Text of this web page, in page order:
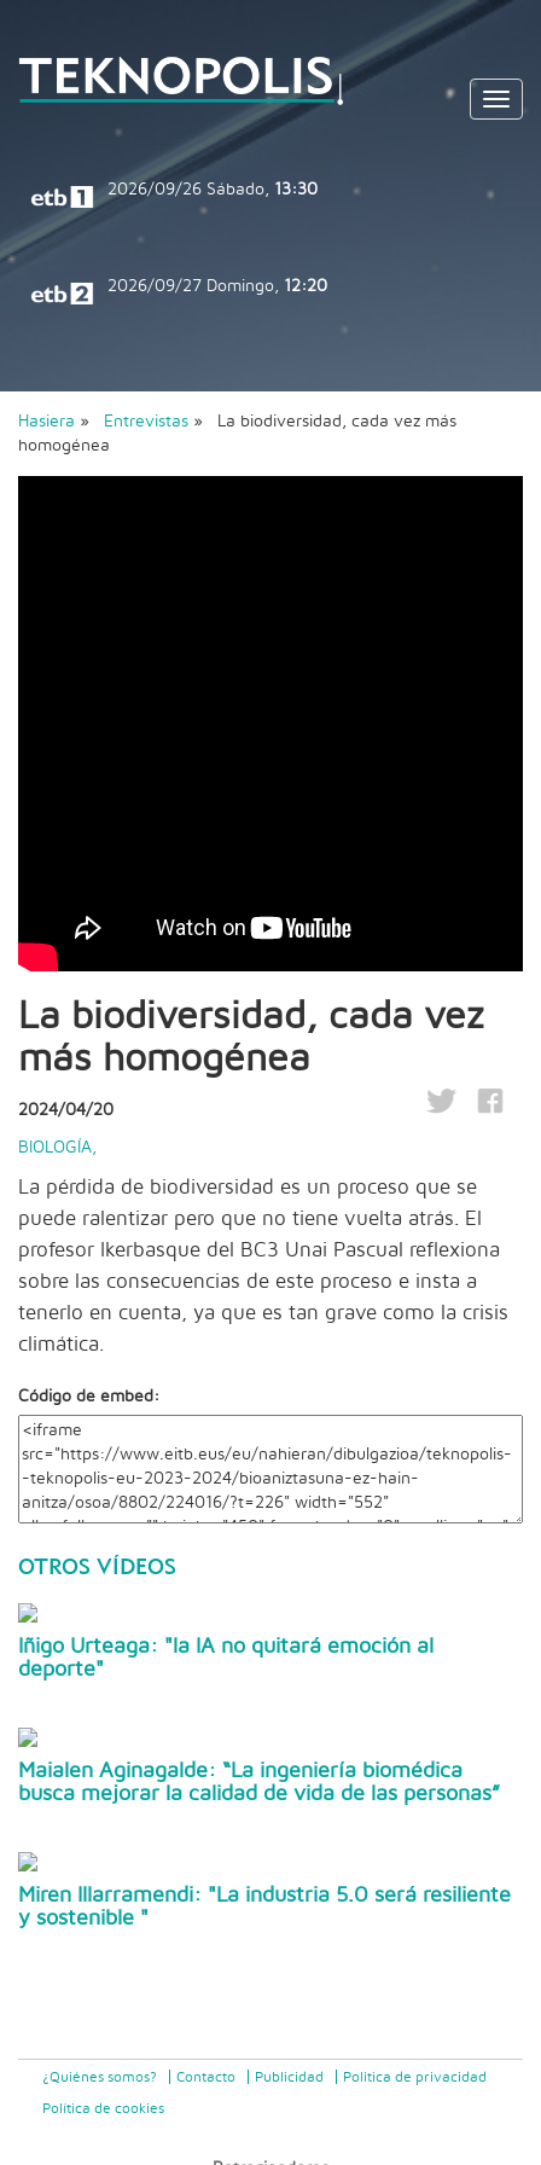
2026/09/26 Sábado, 13:30
2026/09/27 Domingo, 12:20
Hasiera » Entrevistas » La biodiversidad, cada vez más
homogénea
La biodiversidad, cada vez
más homogénea
2024/04/20
BIOLOGÍA
La pérdida de biodiversidad es un proceso que se
puede ralentizar pero que no tiene vuelta atrás. El
profesor Ikerbasque del BC3 Unai Pascual reflexiona
sobre las consecuencias de este proceso e insta a
tenerlo en cuenta, ya que es tan grave como la crisis
climática.
Código de embed:
OTROS VÍDEOS
Iñigo Urteaga: "la IA no quitará emoción al
deporte"
Maialen Aginagalde: “La ingeniería biomédica
busca mejorar la calidad de vida de las personas”
Miren Illarramendi: "La industria 5.0 será resiliente
y sostenible "
¿Quiénes somos? Contacto Publicidad Politica de privacidad
Política de cookies